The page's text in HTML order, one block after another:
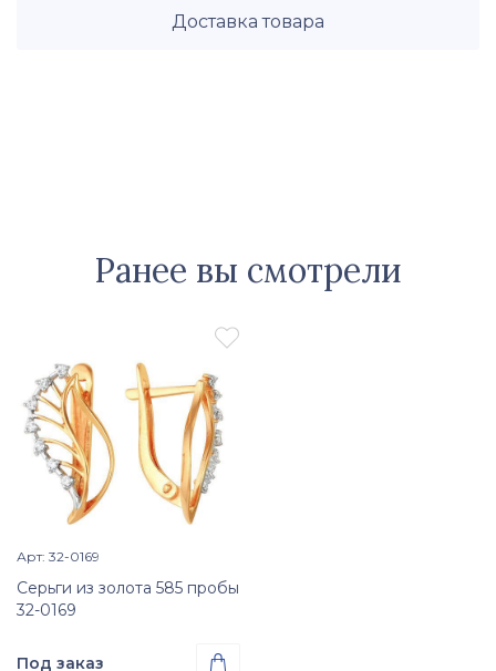
Доставка товара
Ранее вы смотрели

 Просмотр изделия
Арт: 32-0169
Серьги из золота 585 пробы
32-0169
Под заказ 